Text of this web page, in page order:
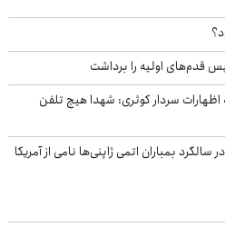
قدم‌های اولیه را برداشت
اظهارات سردار کوثری: شهدا هیچ تلفن
بمباران اتمی ژاپنی‌ها نامی از آمریکا